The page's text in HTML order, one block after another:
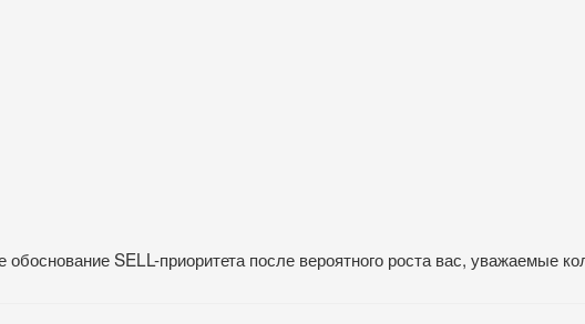
SELL-приоритета после вероятного роста вас, уважаемые